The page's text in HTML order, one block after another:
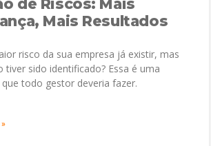
de Riscos: Mais
Mais Resultados
risco da sua empresa já existir, mas
tiver sido identificado? Essa é uma
todo gestor deveria fazer.